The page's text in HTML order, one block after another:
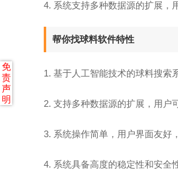
4. 系统支持多种数据源的扩展，
帮你找球料软件特性
1. 基于人工智能技术的球料搜索
2. 支持多种数据源的扩展，用户
3. 系统操作简单，用户界面友好
4. 系统具备高度的稳定性和安全
免
责
声
明